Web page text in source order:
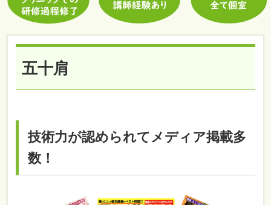
五十肩
技術力が認められてメディア掲載多
数！